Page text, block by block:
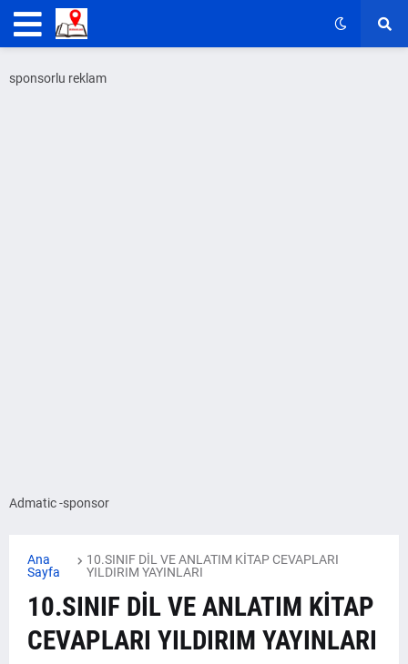
sponsorlu reklam
Admatic -sponsor
Ana
Sayfa
10.SINIF DİL VE ANLATIM KİTAP CEVAPLARI
YILDIRIM YAYINLARI
10.SINIF DİL VE ANLATIM KİTAP
CEVAPLARI YILDIRIM YAYINLARI